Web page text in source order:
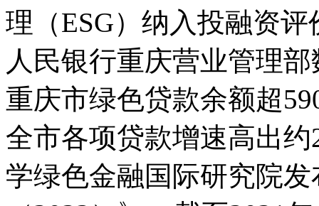
理（ESG）纳入投融资评
人民银行重庆营业管理
重庆市绿色贷款余额超
全市各项贷款增速高出
学绿色金融国际研究院